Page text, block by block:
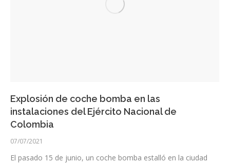
Explosión de coche bomba en las
instalaciones del Ejército Nacional de
Colombia
07/07/2021
El pasado 15 de junio, un coche bomba estalló en la ciudad